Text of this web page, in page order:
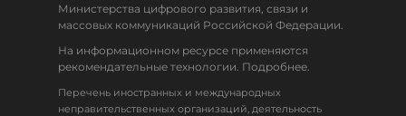
Министерства цифрового развития, связи и
массовых коммуникаций Российской Федерации.
На информационном ресурсе применяются
рекомендательные технологии. Подробнее.
Перечень иностранных и международных
неправительственных организаций, деятельность